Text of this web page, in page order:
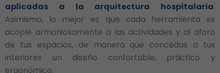
aplicadas a la arquitectura hospitalaria.
Asimismo, lo mejor es que cada herramienta se
acople armoniosamente a las actividades y al aforo
de tus espacios, de manera que concedas a tus
interiores un diseño confortable, práctico y
ergonómico.